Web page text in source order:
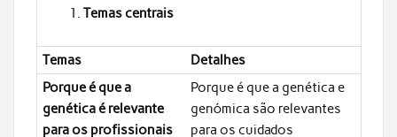
Temas centrais
Temas
Detalhes
Porque é que a
genética é relevante
para os profissionais
Porque é que a genética e
genómica são relevantes
para os cuidados